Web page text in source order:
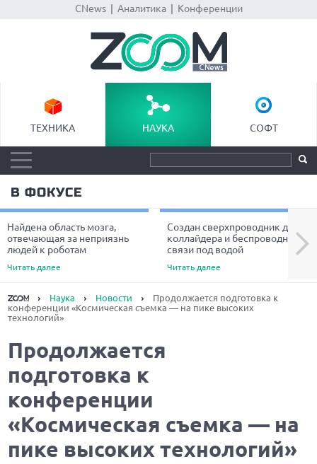
CNews| Аналитика| Конференции
ТЕХНИКА НАУКА СОФТ
В ФОКУСЕ
Найдена область мозга,
отвечающая за неприязнь
людей к роботам
Читать далее
Создан сверхпроводник для
коллайдера и беспроводной
связи под водой
Читать далее
Next
Наука Новости
Продолжается подготовка к
конференции «Космическая съемка — на пике высоких
технологий»
Продолжается
подготовка к
конференции
«Космическая съемка — на
пике высоких технологий»